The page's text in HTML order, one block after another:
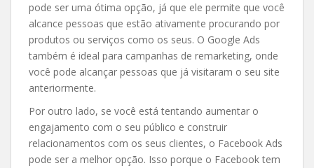
pode ser uma ótima opção, já que ele permite que você
alcance pessoas que estão ativamente procurando por
produtos ou serviços como os seus. O Google Ads
também é ideal para campanhas de remarketing, onde
você pode alcançar pessoas que já visitaram o seu site
anteriormente.
Por outro lado, se você está tentando aumentar o
engajamento com o seu público e construir
relacionamentos com os seus clientes, o Facebook Ads
pode ser a melhor opção. Isso porque o Facebook tem